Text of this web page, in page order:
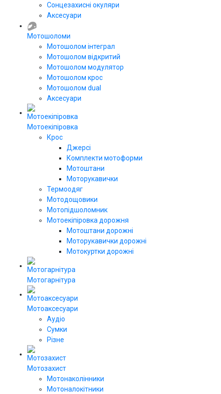
Сонцезахисні окуляри
Аксесуари
Мотошоломи
Мотошолом інтеграл
Мотошолом відкритий
Мотошолом модулятор
Мотошолом крос
Мотошолом dual
Аксесуари
Мотоекіпіровка
Крос
Джерсі
Комплекти мотоформи
Мотоштани
Моторукавички
Термоодяг
Мотодощовики
Мотопідшоломник
Мотоекіпіровка дорожня
Мотоштани дорожні
Моторукавички дорожні
Мотокуртки дорожні
Мотогарнітура
Мотоаксесуари
Аудіо
Сумки
Різне
Мотозахист
Мотонаколінники
Мотоналокітники